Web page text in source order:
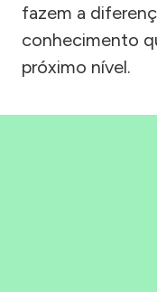
fazem a
conhecimento
próximo nível.